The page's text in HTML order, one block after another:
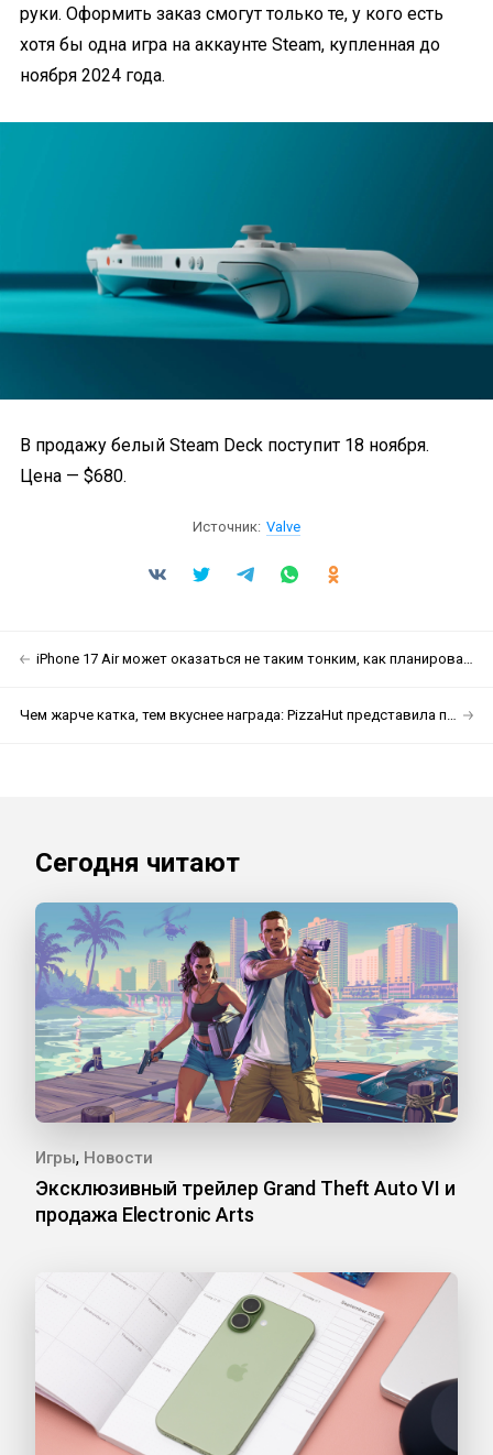
руки. Оформить заказ смогут только те, у кого есть
хотя бы одна игра на аккаунте Steam, купленная до
ноября 2024 года.
В продажу белый Steam Deck поступит 18 ноября.
Цена — $680.
Источник: Valve
iPhone 17 Air может оказаться не таким тонким, как планировалось
Чем жарче катка, тем вкуснее награда: PizzaHut представила подогреватель пиццы для PS5
Сегодня читают
Игры, Новости
Эксклюзивный трейлер Grand Theft Auto VI и
продажа Electronic Arts